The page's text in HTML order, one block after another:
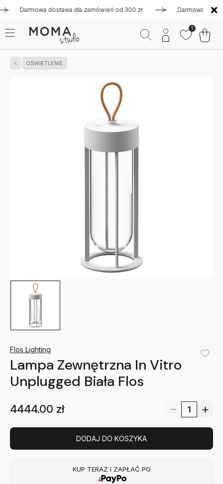
Darmowa dostawa dla zamówień od 300 zł Darmowa dostawa
1
OŚWIETLENIE
Flos Lighting
Lampa Zewnętrzna In Vitro
Unplugged Biała Flos
4444.00 zł
DODAJ DO KOSZYKA
KUP TERAZ I ZAPŁAĆ PO